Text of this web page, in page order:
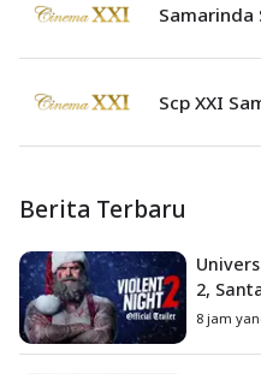
Samarinda
Scp XXI
Berita Terbaru
2,
8 jam